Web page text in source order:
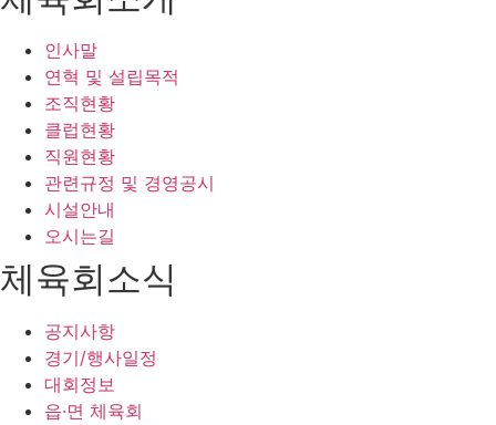
인사말
연혁 및 설립목적
조직현황
클럽현황
직원현황
관련규정 및 경영공시
시설안내
오시는길
체육회소식
공지사항
경기/행사일정
대회정보
읍·면 체육회